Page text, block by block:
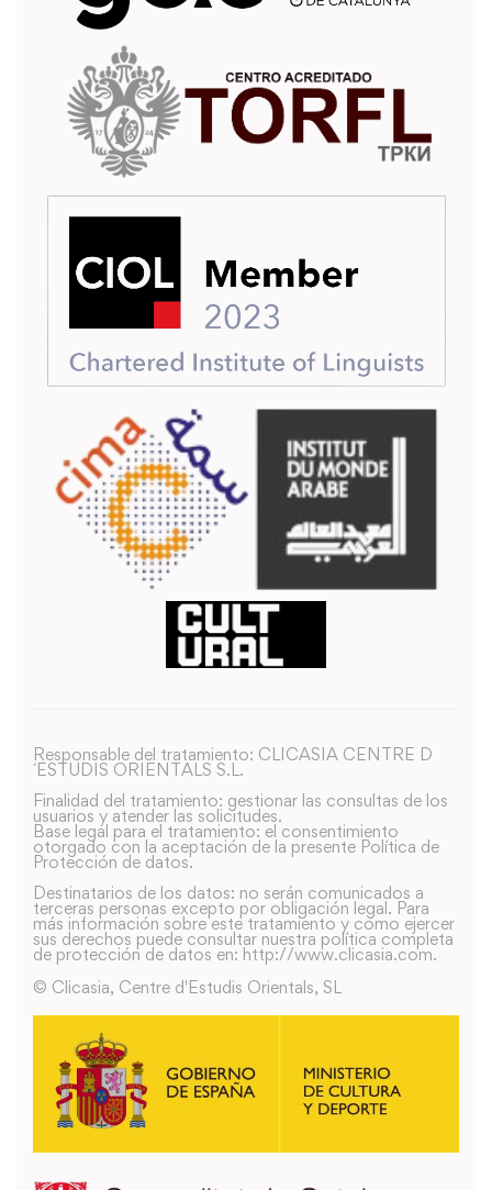
Responsable del tratamiento: CLICASIA CENTRE D
´ESTUDIS ORIENTALS S.L.
Finalidad del tratamiento: gestionar las consultas de los
usuarios y atender las solicitudes.
Base legal para el tratamiento: el consentimiento
otorgado con la aceptación de la presente Política de
Protección de datos.
Destinatarios de los datos: no serán comunicados a
terceras personas excepto por obligación legal. Para
más información sobre este tratamiento y como ejercer
sus derechos puede consultar nuestra política completa
de protección de datos en: http://www.clicasia.com.
© Clicasia, Centre d'Estudis Orientals, SL